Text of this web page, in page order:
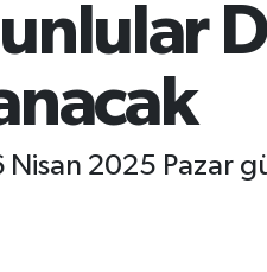
Nisan 2025 Pazar